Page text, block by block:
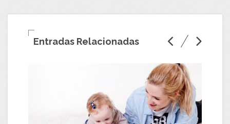
Entradas Relacionadas